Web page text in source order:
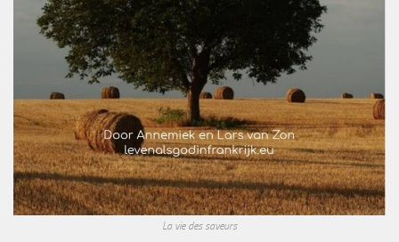
La vie des saveurs